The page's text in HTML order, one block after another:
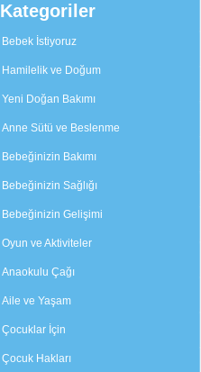
Kategoriler
Bebek İstiyoruz
Hamilelik ve Doğum
Yeni Doğan Bakımı
Anne Sütü ve Beslenme
Bebeğinizin Bakımı
Bebeğinizin Sağlığı
Bebeğinizin Gelişimi
Oyun ve Aktiviteler
Anaokulu Çağı
Aile ve Yaşam
Çocuklar İçin
Çocuk Hakları